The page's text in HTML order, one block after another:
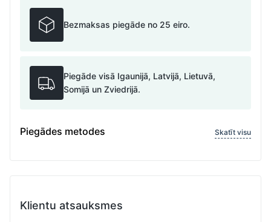
Bezmaksas piegāde no 25 eiro.
Piegāde visā Igaunijā, Latvijā, Lietuvā,
Somijā un Zviedrijā.
Piegādes metodes Skatīt visu
Klientu atsauksmes